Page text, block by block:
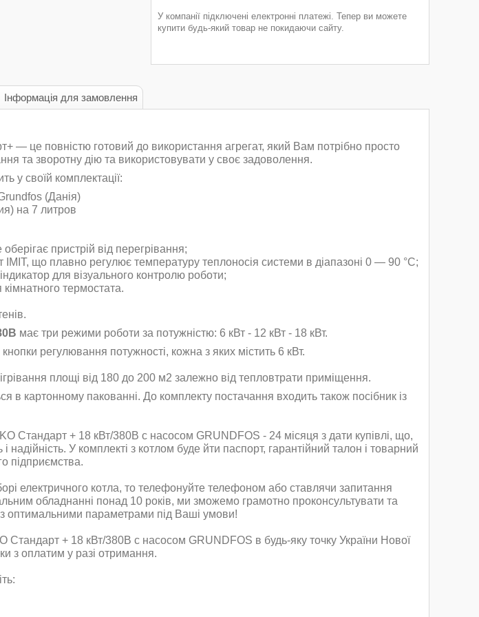
У компанії підключені електронні платежі. Тепер ви можете
купити будь-який товар не покидаючи сайту.
Інформація для замовлення
— це повністю готовий до використання агрегат, який Вам потрібно просто
та зворотну дію та використовувати у своє задоволення.
у своїй комплектації:
(Данія)
на 7 литров
пристрій від перегрівання;
IMIT, що плавно регулює температуру теплоносія системи в діапазоні 0 — 90 °C;
для візуального контролю роботи;
термостата.
має три режими роботи за потужністю: 6 кВт - 12 кВт - 18 кВт.
регулювання потужності, кожна з яких містить 6 кВт.
площі від 180 до 200 м2 залежно від тепловтрати приміщення.
в картонному пакованні. До комплекту постачання входить також посібник із
Стандарт + 18 кВт/380В с насосом GRUNDFOS - 24 місяця з дати купівлі, що,
надійність. У комплекті з котлом буде йти паспорт, гарантійний талон і товарний
підприємства.
електричного котла, то телефонуйте телефоном або ставлячи запитання
обладнанні понад 10 років, ми зможемо грамотно проконсультувати та
оптимальними параметрами під Ваші умови!
Стандарт + 18 кВт/380В с насосом GRUNDFOS в будь-яку точку України Нової
з оплатим у разі отримання.